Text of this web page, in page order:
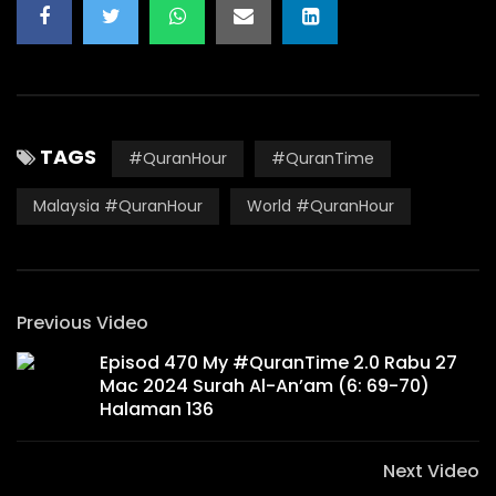
TAGS #QuranHour #QuranTime
Malaysia #QuranHour World #QuranHour
Previous Video
Episod 470 My #QuranTime 2.0 Rabu 27
Mac 2024 Surah Al-An’am (6: 69-70)
Halaman 136
Next Video